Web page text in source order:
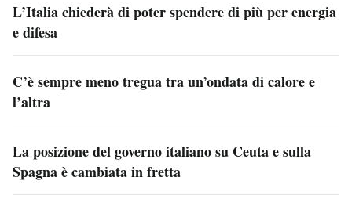
L’Italia chiederà di poter spendere di più per energia
e difesa
C’è sempre meno tregua tra un’ondata di calore e
l’altra
La posizione del governo italiano su Ceuta e sulla
Spagna è cambiata in fretta